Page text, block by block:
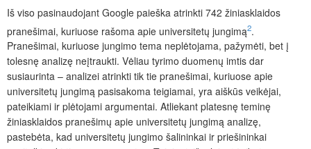
Iš viso pasinaudojant Google paieška atrinkti 742 žiniasklaidos
pranešimai, kuriuose rašoma apie universitetų jungimą2.
Pranešimai, kuriuose jungimo tema neplėtojama, pažymėti, bet į
tolesnę analizę neįtraukti. Vėliau tyrimo duomenų imtis dar
susiaurinta – analizei atrinkti tik tie pranešimai, kuriuose apie
universitetų jungimą pasisakoma teigiamai, yra aiškūs veikėjai,
pateikiami ir plėtojami argumentai. Atliekant platesnę teminę
žiniasklaidos pranešimų apie universitetų jungimą analizę,
pastebėta, kad universitetų jungimo šalininkai ir priešininkai